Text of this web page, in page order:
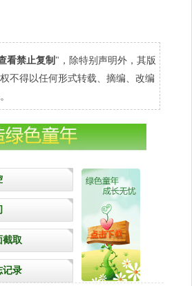
看禁止复制 "，除特别声明外，其版
不得以任何形式转载、摘编、改编
截取
记录